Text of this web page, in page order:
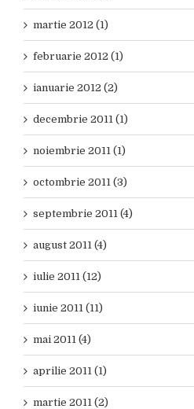
martie 2012 (1)
februarie 2012 (1)
ianuarie 2012 (2)
decembrie 2011 (1)
noiembrie 2011 (1)
octombrie 2011 (3)
septembrie 2011 (4)
august 2011 (4)
iulie 2011 (12)
iunie 2011 (11)
mai 2011 (4)
aprilie 2011 (1)
martie 2011 (2)